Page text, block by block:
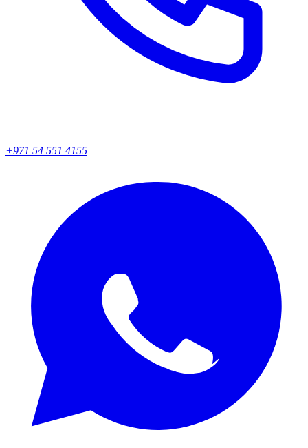
+971 54 551 4155